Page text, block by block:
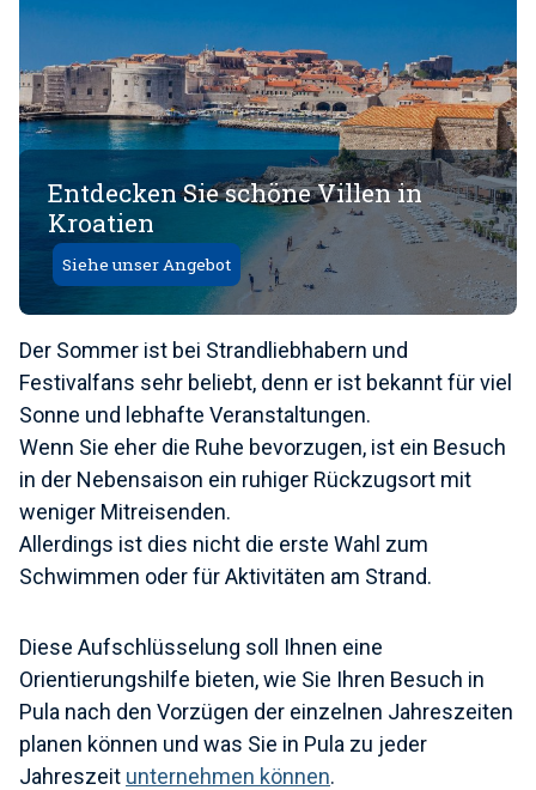
Entdecken Sie schöne Villen in
Kroatien
Siehe unser Angebot
Der Sommer ist bei Strandliebhabern und
Festivalfans sehr beliebt, denn er ist bekannt für viel
Sonne und lebhafte Veranstaltungen.
Wenn Sie eher die Ruhe bevorzugen, ist ein Besuch
in der Nebensaison ein ruhiger Rückzugsort mit
weniger Mitreisenden.
Allerdings ist dies nicht die erste Wahl zum
Schwimmen oder für Aktivitäten am Strand.
Diese Aufschlüsselung soll Ihnen eine
Orientierungshilfe bieten, wie Sie Ihren Besuch in
Pula nach den Vorzügen der einzelnen Jahreszeiten
planen können und was Sie in Pula zu jeder
Jahreszeit unternehmen können.